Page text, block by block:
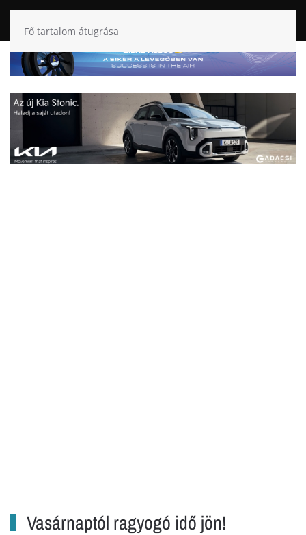
Fő tartalom átugrása
Vasárnaptól ragyogó idő jön!